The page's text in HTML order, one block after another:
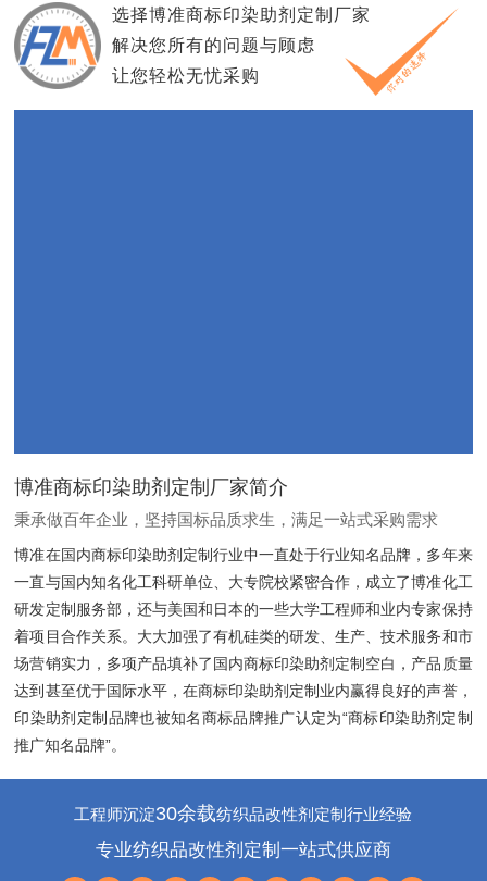
选择博准商标印染助剂定制厂家
解决您所有的问题与顾虑
让您轻松无忧采购
博准商标印染助剂定制厂家简介
秉承做百年企业，坚持国标品质求生，满足一站式采购需求
博准在国内商标印染助剂定制行业中一直处于行业知名品牌，多年来
一直与国内知名化工科研单位、大专院校紧密合作，成立了博准化工
研发定制服务部，还与美国和日本的一些大学工程师和业内专家保持
着项目合作关系。大大加强了有机硅类的研发、生产、技术服务和市
场营销实力，多项产品填补了国内商标印染助剂定制空白，产品质量
达到甚至优于国际水平，在商标印染助剂定制业内赢得良好的声誉，
印染助剂定制品牌也被知名商标品牌推广认定为“商标印染助剂定制
推广知名品牌”。
工程师沉淀30余载纺织品改性剂定制行业经验
专业纺织品改性剂定制一站式供应商